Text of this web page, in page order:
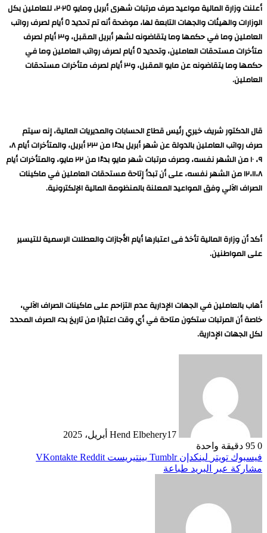
أعلنت وزارة المالية مواعيد صرف مرتبات شهرى أبريل ومايو ٢٠٢٥، للعاملين بكل
الوزارات والهيئات والجهات التابعة لها، موضحة أنه تم تحديد ٥ أيام لصرف رواتب
العاملين وما في حكمها وما يتقاضونه لشهر أبريل المقبل، و٣ أيام لصرف
متأخرات مستحقات العاملين، وتحديد ٥ أيام لصرف رواتب العاملين وما في
حكمها وما يتقاضونه عن مايو المقبل، و٣ أيام لصرف متأخرات مستحقات
العاملين.
قال الدكتور شريف خيري رئيس قطاع الحسابات والمديريات المالية، إنه سيتم
صرف رواتب العاملين بالدولة عن شهر أبريل بدءًا من ٢٣ أبريل، والمتأخرات أيام ٨،
٩، ١٠ من الشهر نفسه، وصرف مرتبات شهر مايو بدءًا من ٢٢ مايو، والمتأخرات أيام
١٢،١١،٨ من الشهر نفسه، على أن تبدأ إتاحة مستحقات العاملين في ماكينات
الصراف الآلي وفق المواعيد المعلنة بالمنظومة المالية الإلكترونية.
أكد أن وزارة المالية تأخذ فى اعتبارها أيام الأجازات والعطلات الرسمية للتيسير
على المواطنين.
أهاب بالعاملين في الجهات الإدارية عدم التزاحم على ماكينات الصراف الآلي،
خاصة أن المرتبات ستكون متاحة في أي وقت اعتبارًا من تاريخ بدء الصرف المحدد
لكل الجهات الإدارية.
Hend Elbehery17 أبريل، 2025
0
دقيقة واحدة
فيسبوك تويتر لينكدإن بينتيريست
مشاركة عبر البريد طباعة